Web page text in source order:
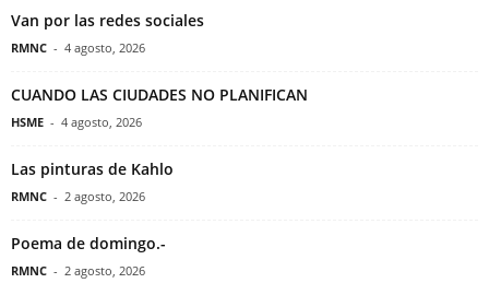
Van por las redes sociales
RMNC - 4 agosto, 2026
CUANDO LAS CIUDADES NO PLANIFICAN
HSME - 4 agosto, 2026
Las pinturas de Kahlo
RMNC - 2 agosto, 2026
Poema de domingo.-
RMNC - 2 agosto, 2026